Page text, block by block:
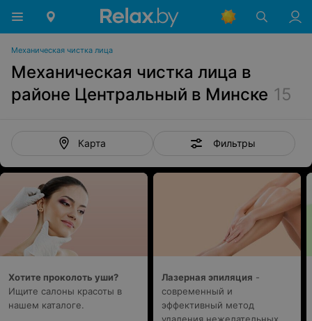
Механическая чистка лица
Механическая чистка лица в
районе Центральный в Минске 15
Карта Фильтры
Хотите проколоть уши?
Ищите салоны красоты в
нашем каталоге.
Лазерная эпиляция -
современный и
эффективный метод